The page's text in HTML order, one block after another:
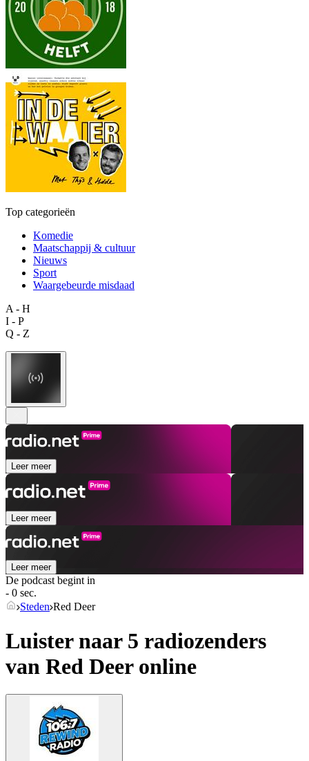
Top categorieën
Komedie
Maatschappij & cultuur
Nieuws
Sport
Waargebeurde misdaad
A - H
I - P
Q - Z
Leer meer
Leer meer
Leer meer
De podcast begint in
- 0 sec.
Steden Red Deer
Luister naar 5 radiozenders
van Red Deeronline